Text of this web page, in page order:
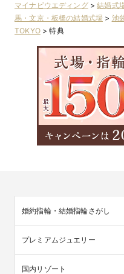
マイナビウエディング>結婚式
馬・文京・板橋の結婚式場 > 池
TOKYO>特典
婚約指輪・結婚指輪さがし
プレミアムジュエリー
国内リゾート